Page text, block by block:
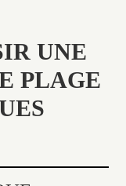
UNE
PLAGE